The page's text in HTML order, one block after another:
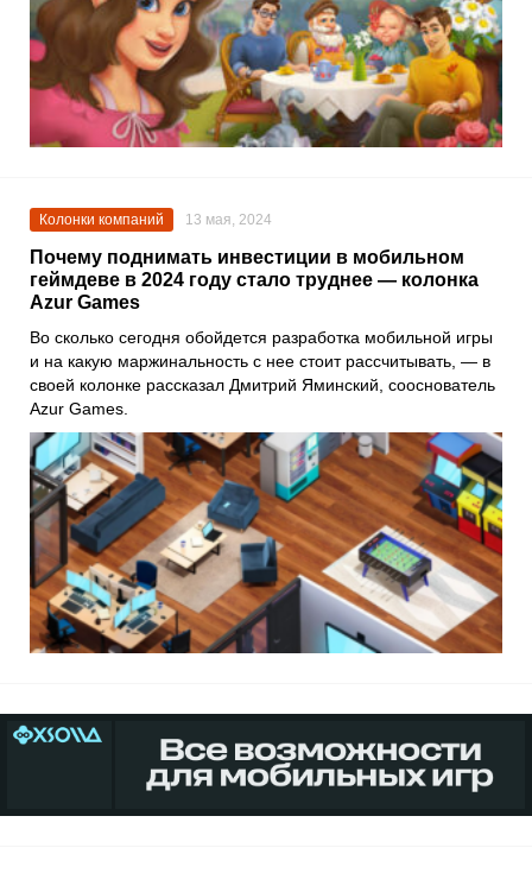
Колонки компаний 13 мая, 2024
Почему поднимать инвестиции в мобильном
геймдеве в 2024 году стало труднее — колонка
Azur Games
Во сколько сегодня обойдется разработка мобильной игры
и на какую маржинальность с нее стоит рассчитывать, — в
своей колонке рассказал Дмитрий Яминский, сооснователь
Azur Games.